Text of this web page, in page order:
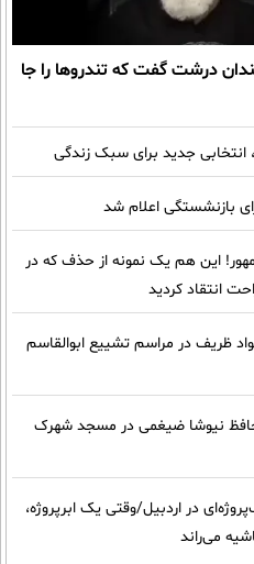
درشت گفت که تندروها را جا
انتخابی جدید برای سبک زندگی
بازنشستگی اعلام شد
این هم یک نمونه از حذف که در
انتقاد کردید
ظریف در مراسم تشییع ابوالقاسم
نیوشا ضیغمی در مسجد شهرک
در اردبیل/وقتی یک ابرپروژه،
می‌راند